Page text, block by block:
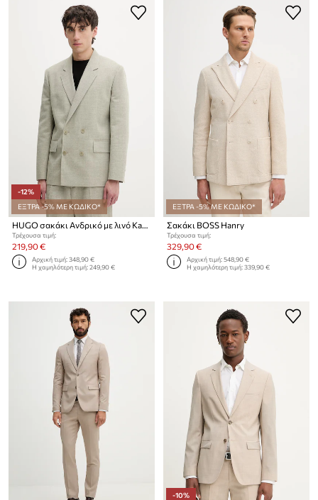
-12%
ΕΞΤΡΑ -5% ΜΕ ΚΩΔΙΚΟ*
HUGO σακάκι Ανδρικό με λινό Karlo253F1X
Τρέχουσα τιμή:
219,90 €
Αρχική τιμή:348,90 €
Η χαμηλότερη τιμή:249,90 €
ΕΞΤΡΑ -5% ΜΕ ΚΩΔΙΚΟ*
Σακάκι BOSS Hanry
Τρέχουσα τιμή:
329,90 €
Αρχική τιμή:548,90 €
Η χαμηλότερη τιμή:339,90 €
-10%